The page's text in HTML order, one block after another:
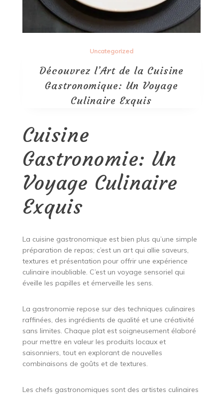
Uncategorized
Découvrez l’Art de la Cuisine
Gastronomique: Un Voyage
Culinaire Exquis
Cuisine
Gastronomie: Un
Voyage Culinaire
Exquis
La cuisine gastronomique est bien plus qu’une simple
préparation de repas; c’est un art qui allie saveurs,
textures et présentation pour offrir une expérience
culinaire inoubliable. C’est un voyage sensoriel qui
éveille les papilles et émerveille les sens.
La gastronomie repose sur des techniques culinaires
raffinées, des ingrédients de qualité et une créativité
sans limites. Chaque plat est soigneusement élaboré
pour mettre en valeur les produits locaux et
saisonniers, tout en explorant de nouvelles
combinaisons de goûts et de textures.
Les chefs gastronomiques sont des artistes culinaires